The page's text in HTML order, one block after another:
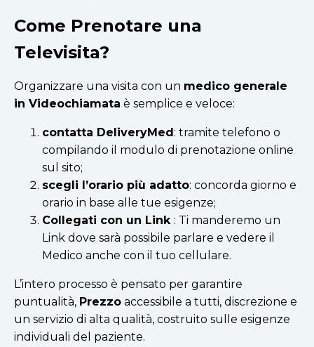
Come Prenotare una
Televisita?
Organizzare una visita con un medico generale
in Videochiamata è semplice e veloce:
contatta DeliveryMed: tramite telefono o
compilando il modulo di prenotazione online
sul sito;
scegli l’orario più adatto: concorda giorno e
orario in base alle tue esigenze;
Collegati con un Link : Ti manderemo un
Link dove sarà possibile parlare e vedere il
Medico anche con il tuo cellulare.
L’intero processo è pensato per garantire
puntualità, Prezzo accessibile a tutti, discrezione e
un servizio di alta qualità, costruito sulle esigenze
individuali del paziente.